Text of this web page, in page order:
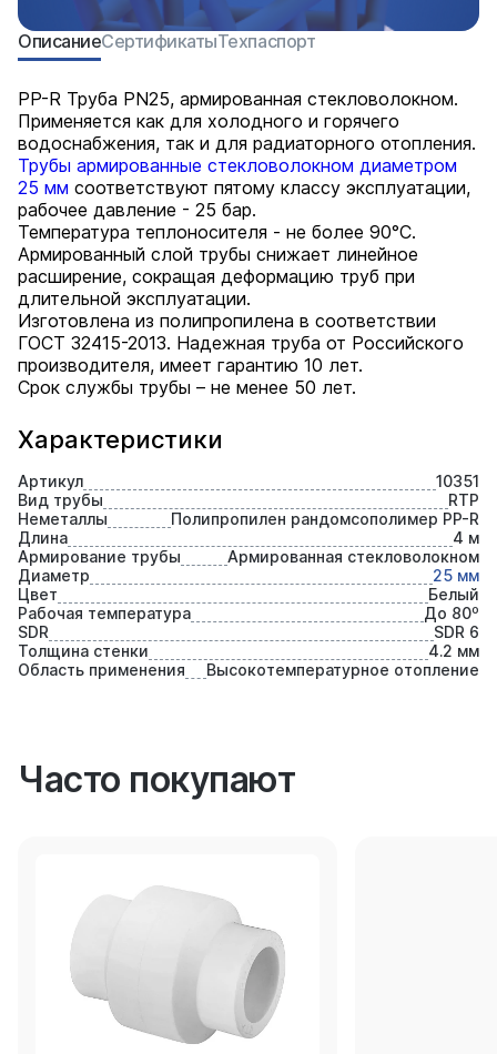
Характеристики
Артикул
10351
Вид трубы
RTP
Неметаллы
Полипропилен рандомсополимер PP-R
Длина
4 м
Армирование трубы
Армированная стекловолокном
Диаметр
25 мм
Цвет
Белый
Рабочая температура
До 80⁰
SDR
SDR 6
Толщина стенки
4.2 мм
Область применения
Высокотемпературное отопление
ОписаниеСертификатыТехпаспорт
PP-R Труба PN25, армированная стекловолокном.
Применяется как для холодного и горячего
водоснабжения, так и для радиаторного отопления.
Трубы армированные стекловолокном диаметром
25 мм соответствуют пятому классу эксплуатации,
рабочее давление - 25 бар.
Температура теплоносителя - не более 90°С.
Армированный слой трубы снижает линейное
расширение, сокращая деформацию труб при
длительной эксплуатации.
Изготовлена из полипропилена в соответствии
ГОСТ 32415-2013. Надежная труба от Российского
производителя, имеет гарантию 10 лет.
Срок службы трубы – не менее 50 лет.
Часто покупают